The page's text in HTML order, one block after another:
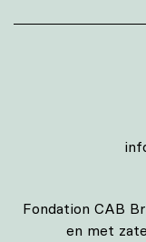
Fondation CAB
en met